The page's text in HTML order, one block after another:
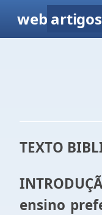
web artigos
TEXTO
ensino